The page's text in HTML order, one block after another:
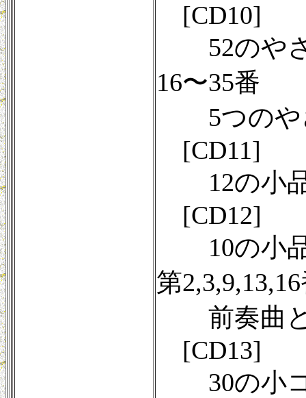
[CD10]
52のやさ
16〜35番
5つのや
[CD11]
12の小品
[CD12]
10の小品
第
前奏曲と
[CD13]
30の小コ